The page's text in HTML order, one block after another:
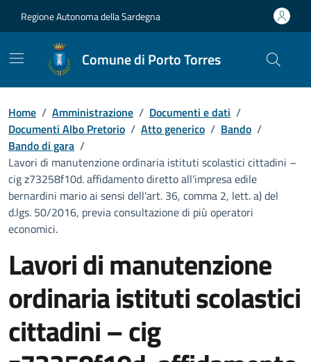
Regione Autonoma della Sardegna
Comune di Porto Torres
Home / Amministrazione / Documenti e dati /
Documenti Albo Pretorio / Atto generico / Bando /
Bando di gara /
Lavori di manutenzione ordinaria istituti scolastici cittadini –
cig z73258f10d. affidamento diretto all'impresa edile
bernardini mario ai sensi dell'art. 36, comma 2, lett. a) del
d.lgs. 50/2016, previa consultazione di più operatori
economici.
Lavori di manutenzione
ordinaria istituti scolastici
cittadini – cig